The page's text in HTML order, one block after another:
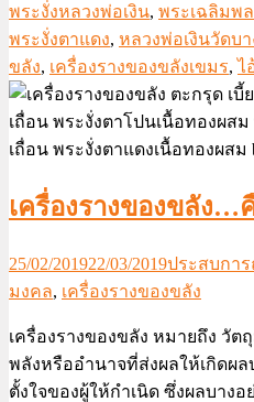
พระงั่งหลวงพ่อเงิน, พระเฉลิมพ
พระงั่งตาแดง, หลวงพ่อเงินวัดบ
ขลัง, เครื่องรางของขลังเขมร,ไ
เครื่องรางของขลัง…
25/02/201922/03/2019ประสบกา
มงคล, เครื่องรางของขลัง
เครื่องรางของขลัง หมายถึง วั
พลังหรืออำนาจที่ส่งผลให้เกิดผ
ตั้งใจของผู้ให้กำเนิด ซึ่งผลบาง